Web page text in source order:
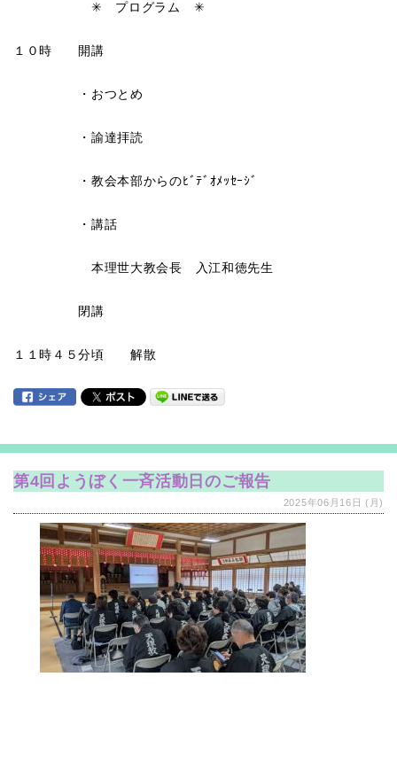
✳︎ プログラム ✳︎
１０時 開講
・おつとめ
・諭達拝読
・教会本部からのﾋﾞﾃﾞｵﾒｯｾｰｼﾞ
・講話
本理世大教会長 入江和徳先生
閉講
１１時４５分頃 解散
第4回ようぼく一斉活動日のご報告
2025年06月16日 (月)